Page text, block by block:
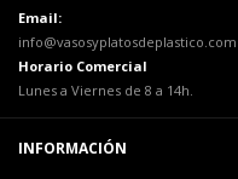
Email:
info@vasosyplatosdeplastico.com
Horario Comercial
Lunes a Viernes de 8 a 14h.
INFORMACIÓN